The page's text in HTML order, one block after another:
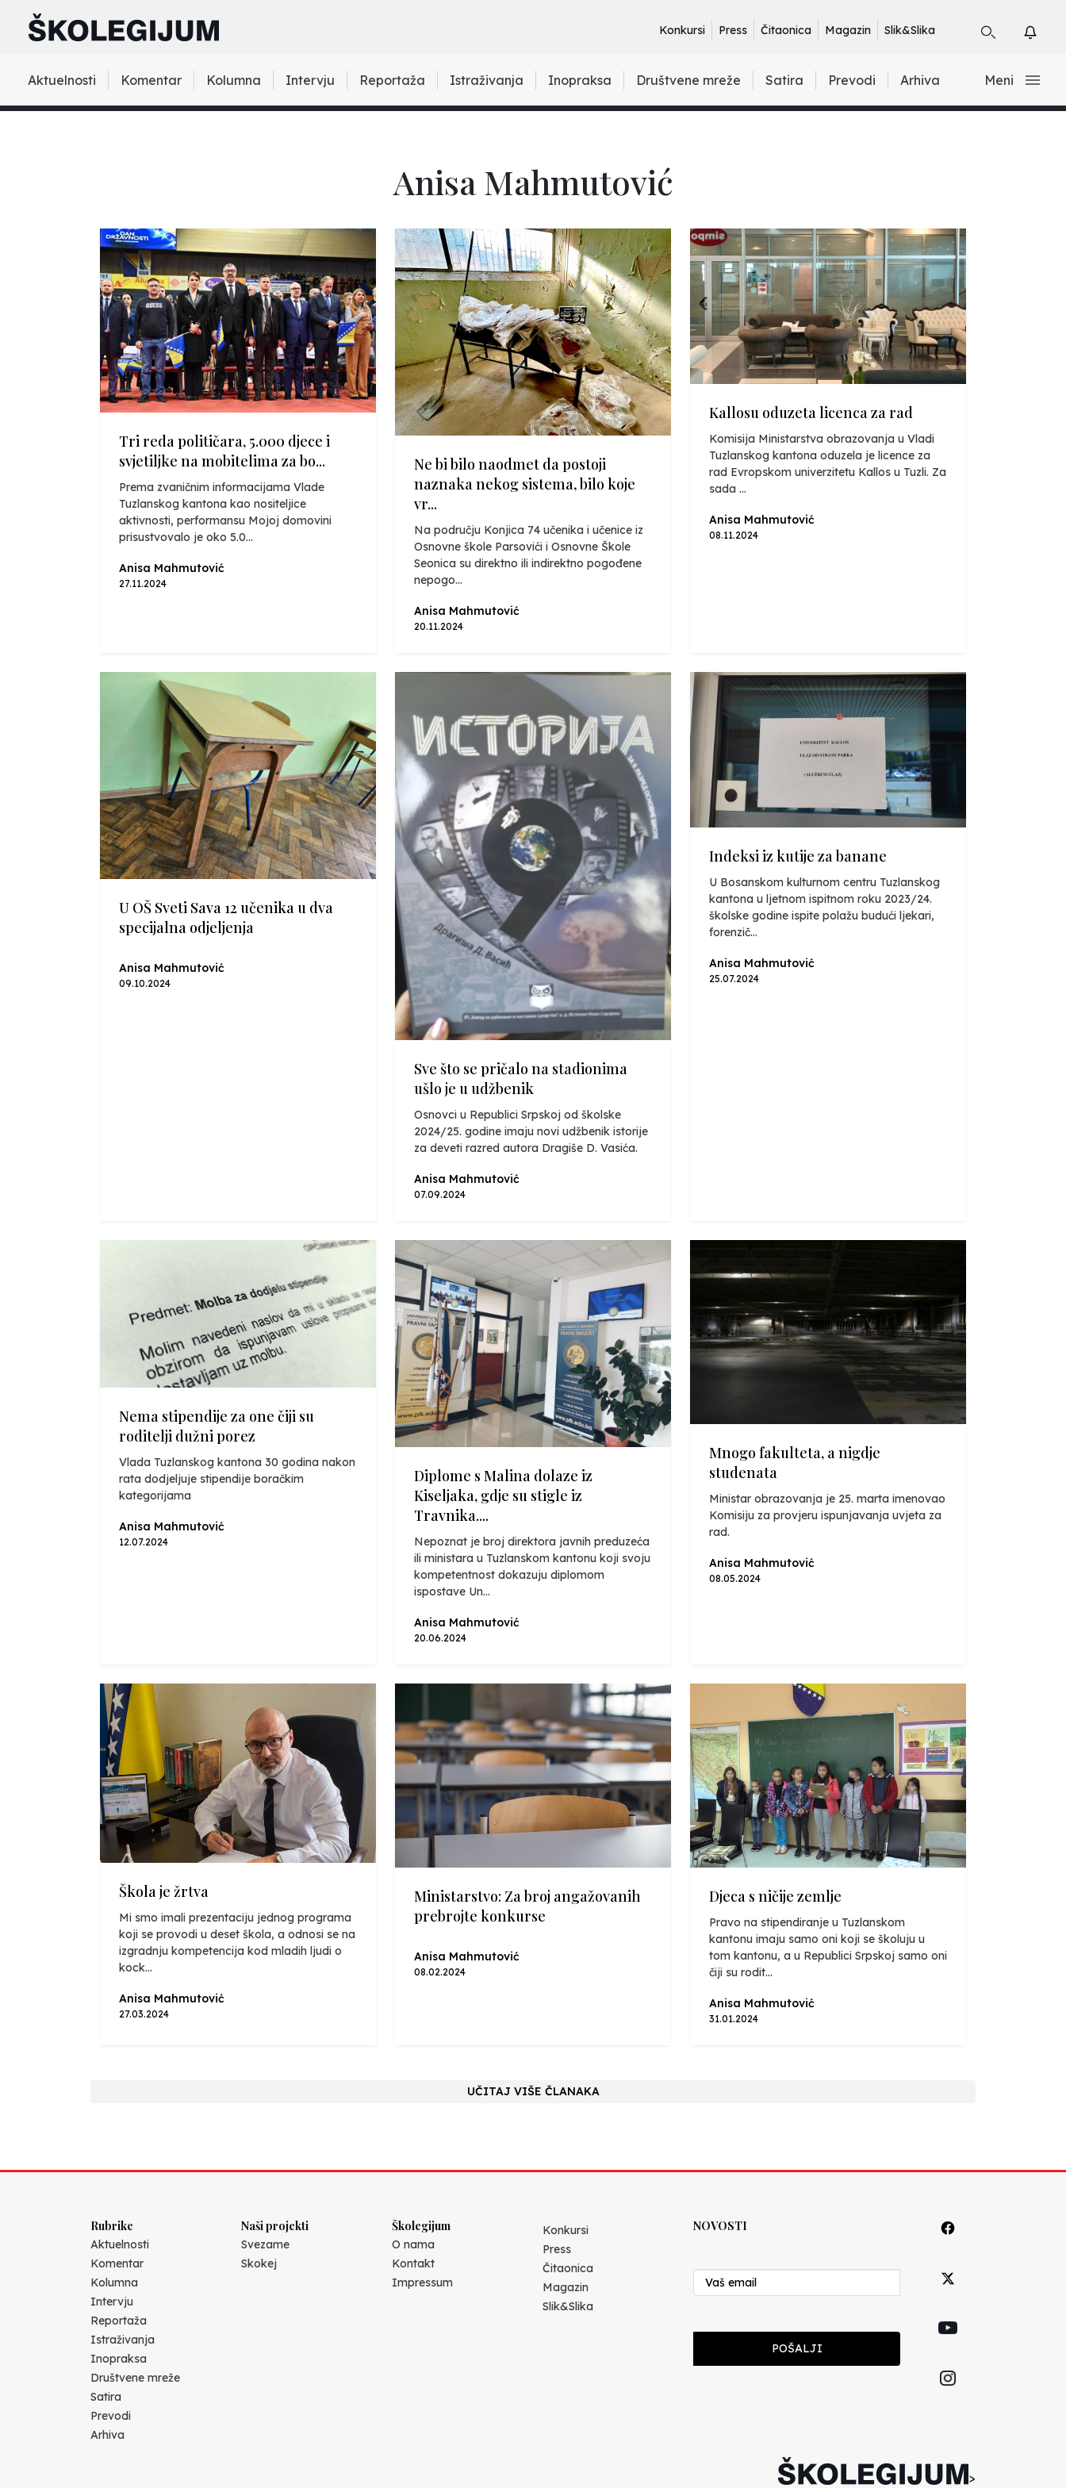
Konkursi Press Čitaonica Magazin Slik&Slika
Aktuelnosti Komentar Kolumna Intervju Reportaža Istraživanja Inopraksa Društvene mreže Satira Prevodi Arhiva Meni
Anisa Mahmutović
Tri reda političara, 5.000 djece i
svjetiljke na mobitelima za bo...
Prema zvaničnim informacijama Vlade
Tuzlanskog kantona kao nositeljice
aktivnosti, performansu Mojoj domovini
prisustvovalo je oko 5.0...
Anisa Mahmutović
27.11.2024
Ne bi bilo naodmet da postoji
naznaka nekog sistema, bilo koje
vr...
Na području Konjica 74 učenika i učenice iz
Osnovne škole Parsovići i Osnovne Škole
Seonica su direktno ili indirektno pogođene
nepogo...
Anisa Mahmutović
20.11.2024
Kallosu oduzeta licenca za rad
Komisija Ministarstva obrazovanja u Vladi
Tuzlanskog kantona oduzela je licence za
rad Evropskom univerzitetu Kallos u Tuzli. Za
sada ...
Anisa Mahmutović
08.11.2024
U OŠ Sveti Sava 12 učenika u dva
specijalna odjeljenja
Anisa Mahmutović
09.10.2024
Sve što se pričalo na stadionima
ušlo je u udžbenik
Osnovci u Republici Srpskoj od školske
2024/25. godine imaju novi udžbenik istorije
za deveti razred autora Dragiše D. Vasića.
Anisa Mahmutović
07.09.2024
Indeksi iz kutije za banane
U Bosanskom kulturnom centru Tuzlanskog
kantona u ljetnom ispitnom roku 2023/24.
školske godine ispite polažu budući ljekari,
forenzič...
Anisa Mahmutović
25.07.2024
Nema stipendije za one čiji su
roditelji dužni porez
Vlada Tuzlanskog kantona 30 godina nakon
rata dodjeljuje stipendije boračkim
kategorijama
Anisa Mahmutović
12.07.2024
Diplome s Malina dolaze iz
Kiseljaka, gdje su stigle iz
Travnika....
Nepoznat je broj direktora javnih preduzeća
ili ministara u Tuzlanskom kantonu koji svoju
kompetentnost dokazuju diplomom
ispostave Un...
Anisa Mahmutović
20.06.2024
Mnogo fakulteta, a nigdje
studenata
Ministar obrazovanja je 25. marta imenovao
Komisiju za provjeru ispunjavanja uvjeta za
rad.
Anisa Mahmutović
08.05.2024
Škola je žrtva
Mi smo imali prezentaciju jednog programa
koji se provodi u deset škola, a odnosi se na
izgradnju kompetencija kod mladih ljudi o
kock...
Anisa Mahmutović
27.03.2024
Ministarstvo: Za broj angažovanih
prebrojte konkurse
Anisa Mahmutović
08.02.2024
Djeca s ničije zemlje
Pravo na stipendiranje u Tuzlanskom
kantonu imaju samo oni koji se školuju u
tom kantonu, a u Republici Srpskoj samo oni
čiji su rodit...
Anisa Mahmutović
31.01.2024
UČITAJ VIŠE ČLANAKA
Rubrike
Aktuelnosti
Komentar
Kolumna
Intervju
Reportaža
Istraživanja
Inopraksa
Društvene mreže
Satira
Prevodi
Arhiva
Naši projekti
Svezame
Skokej
Školegijum
O nama
Kontakt
Impressum
Konkursi
Press
Čitaonica
Magazin
Slik&Slika
NOVOSTI
POŠALJI
>